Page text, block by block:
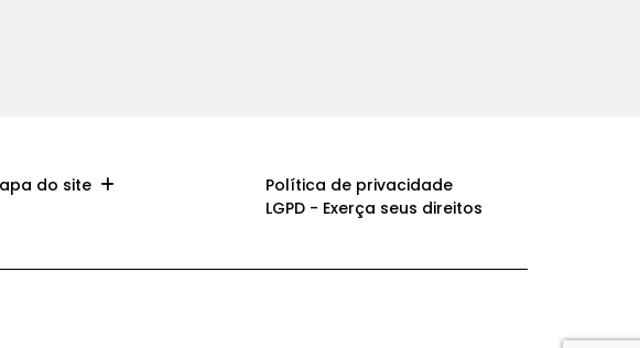
do site
Política de privacidade
LGPD - Exerça seus direitos